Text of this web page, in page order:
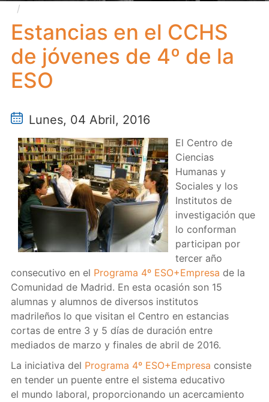
Estancias en el CCHS
de jóvenes de 4º de la
ESO
Lunes, 04 Abril, 2016
El Centro de
Ciencias
Humanas y
Sociales y los
Institutos de
investigación que
lo conforman
participan por
tercer año
consecutivo en el Programa 4º ESO+Empresa de la
Comunidad de Madrid. En esta ocasión son 15
alumnas y alumnos de diversos institutos
madrileños lo que visitan el Centro en estancias
cortas de entre 3 y 5 días de duración entre
mediados de marzo y finales de abril de 2016.
La iniciativa del Programa 4º ESO+Empresa consiste
en tender un puente entre el sistema educativo
el mundo laboral, proporcionando un acercamiento